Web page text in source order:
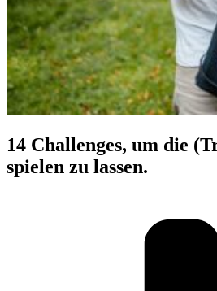
14 Chal­lenges, um die
spielen zu lassen.